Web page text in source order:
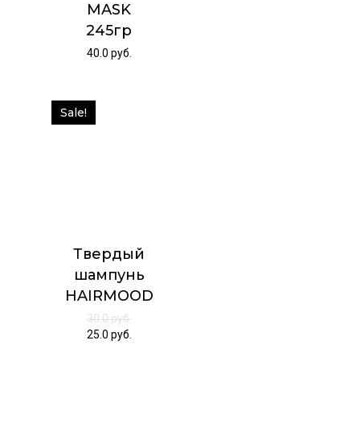
MASK
245гр
40.0 руб.
Sale!
Твердый
шампунь
HAIRMOOD
30.0руб.
25.0 руб.